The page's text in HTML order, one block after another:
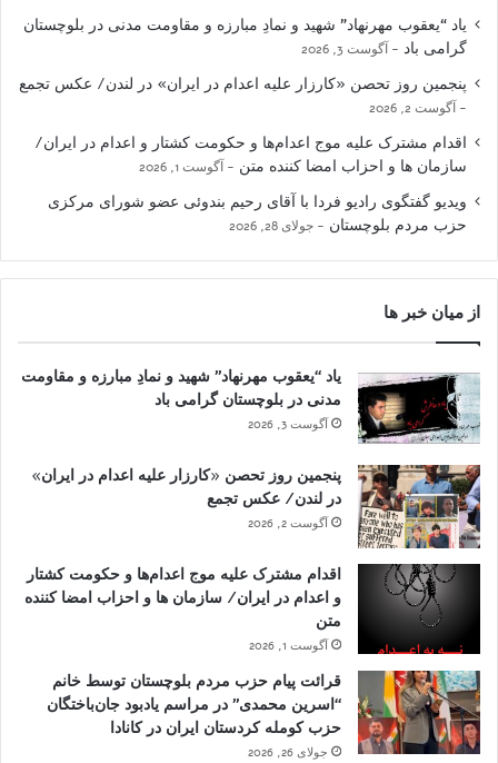
یاد “یعقوب مهرنهاد” شهید و نمادِ مبارزه و مقاومت مدنی در بلوچستان
گرامی باد
آگوست 3, 2026
پنجمین روز تحصن «کارزار علیه اعدام در ایران» در لندن/ عکس تجمع
آگوست 2, 2026
اقدام مشترک علیه موج اعدام‌ها و حکومت کشتار و اعدام در ایران/
سازمان ها و احزاب امضا کننده متن
آگوست 1, 2026
ویدیو گفتگوی رادیو فردا با آقای رحیم بندوئی عضو شورای مرکزی
حزب مردم بلوچستان
جولای 28, 2026
از میان خبر ها
یاد “یعقوب مهرنهاد” شهید و نمادِ مبارزه و مقاومت
مدنی در بلوچستان گرامی باد
آگوست 3, 2026
پنجمین روز تحصن «کارزار علیه اعدام در ایران»
در لندن/ عکس تجمع
آگوست 2, 2026
اقدام مشترک علیه موج اعدام‌ها و حکومت کشتار
و اعدام در ایران/ سازمان ها و احزاب امضا کننده
متن
آگوست 1, 2026
قرائت پیام حزب مردم بلوچستان توسط خانم
“اسرین محمدی” در مراسم یادبود جان‌باختگان
حزب کومله کردستان ایران در کانادا
جولای 26, 2026